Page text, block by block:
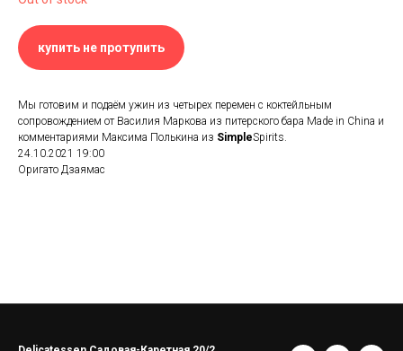
купить не протупить
Мы готовим и подаём ужин из четырех перемен с коктейльным
сопровождением от Василия Маркова из питерского бара Made in China и
комментариями Максима Полькина из SimpleSpirits.
24.10.2021 19:00
Оригато Дзаямас